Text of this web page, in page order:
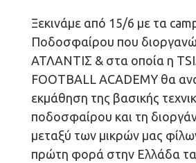
Ξεκινάμε από 15/6 με τα
Ποδοσφαίρου που
ΑΤΛΑΝΤΙΣ & στα οποία η
FOOTBALL ACADEMY θα
εκμάθηση της βασικής
ποδοσφαίρου και τη
μεταξύ των μικρών μας
πρώτη φορά στην Ελλάδα τα